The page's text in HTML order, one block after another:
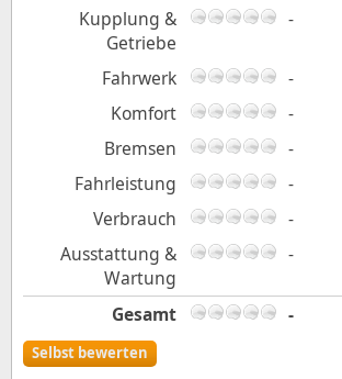
Kupplung &
Getriebe
-
Fahrwerk
-
Komfort
-
Bremsen
-
Fahrleistung
-
Verbrauch
-
Ausstattung &
Wartung
-
Gesamt -
Selbst bewerten